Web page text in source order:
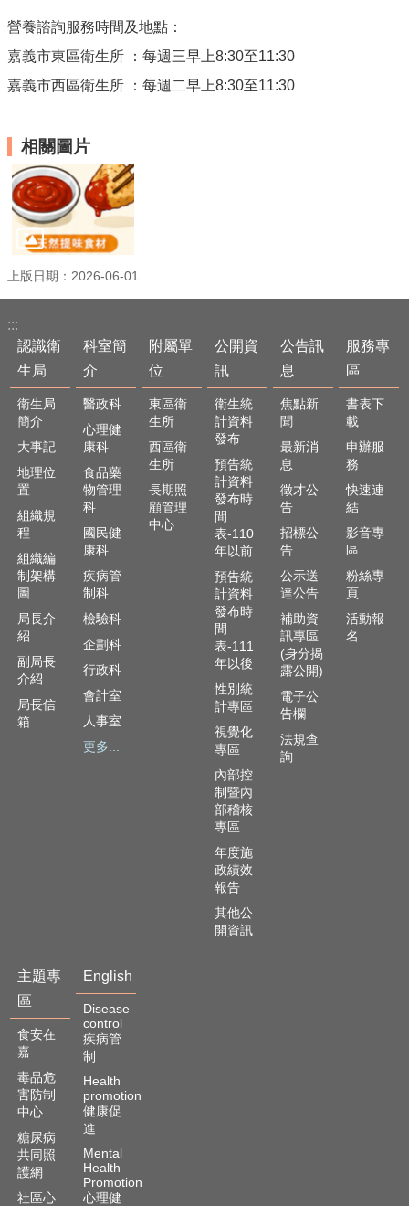
訊
安
全
政
隱
私
權
政
策
資
料
宣
告
營養諮詢服務時間及地點：
嘉義市東區衛生所 ：每週三早上8:30至11:30
嘉義市西區衛生所 ：每週二早上8:30至11:30
相關圖片
上版日期：2026-06-01
:::
認識衛
生局
衛生局
簡介
大事記
地理位
置
組織規
程
組織編
制架構
圖
局長介
紹
副局長
介紹
局長信
箱
科室簡
介
醫政科
心理健
康科
食品藥
物管理
科
國民健
康科
疾病管
制科
檢驗科
企劃科
行政科
會計室
人事室
更多...
附屬單
位
東區衛
生所
西區衛
生所
長期照
顧管理
中心
公開資
訊
衛生統
計資料
發布
預告統
計資料
發布時
間
表-110
年以前
預告統
計資料
發布時
間
表-111
年以後
性別統
計專區
視覺化
專區
內部控
制暨內
部稽核
專區
年度施
政績效
報告
其他公
開資訊
公告訊
息
焦點新
聞
最新消
息
徵才公
告
招標公
告
公示送
達公告
補助資
訊專區
(身分揭
露公開)
電子公
告欄
法規查
詢
服務專
區
書表下
載
申辦服
務
快速連
結
影音專
區
粉絲專
頁
活動報
名
主題專
區
食安在
嘉
毒品危
害防制
中心
糖尿病
共同照
護網
社區心
English
Disease
control
疾病管
制
Health
promotion
健康促
進
Mental
Health
Promotion
心理健